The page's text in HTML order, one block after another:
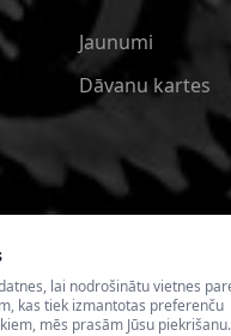
lai nodrošinātu vietnes
kas tiek izmantotas preferenču
mēs prasām Jūsu piekrišanu.
Jaunumi
Dāvanu kartes